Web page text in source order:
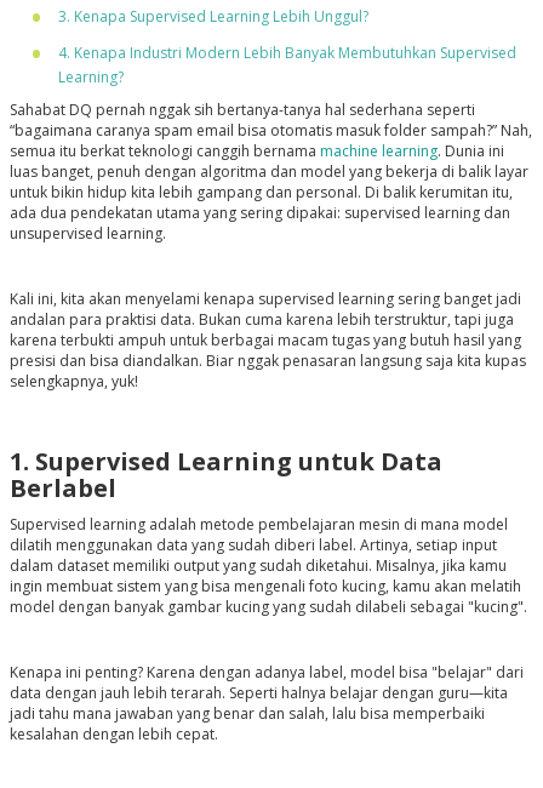
3. Kenapa Supervised Learning Lebih Unggul?
4. Kenapa Industri Modern Lebih Banyak Membutuhkan Supervised
Learning?
Sahabat DQ pernah nggak sih bertanya-tanya hal sederhana seperti
“bagaimana caranya spam email bisa otomatis masuk folder sampah?” Nah,
semua itu berkat teknologi canggih bernama machine learning. Dunia ini
luas banget, penuh dengan algoritma dan model yang bekerja di balik layar
untuk bikin hidup kita lebih gampang dan personal. Di balik kerumitan itu,
ada dua pendekatan utama yang sering dipakai: supervised learning dan
unsupervised learning.
Kali ini, kita akan menyelami kenapa supervised learning sering banget jadi
andalan para praktisi data. Bukan cuma karena lebih terstruktur, tapi juga
karena terbukti ampuh untuk berbagai macam tugas yang butuh hasil yang
presisi dan bisa diandalkan. Biar nggak penasaran langsung saja kita kupas
selengkapnya, yuk!
1. Supervised Learning untuk Data
Berlabel
Supervised learning adalah metode pembelajaran mesin di mana model
dilatih menggunakan data yang sudah diberi label. Artinya, setiap input
dalam dataset memiliki output yang sudah diketahui. Misalnya, jika kamu
ingin membuat sistem yang bisa mengenali foto kucing, kamu akan melatih
model dengan banyak gambar kucing yang sudah dilabeli sebagai "kucing".
Kenapa ini penting? Karena dengan adanya label, model bisa "belajar" dari
data dengan jauh lebih terarah. Seperti halnya belajar dengan guru—kita
jadi tahu mana jawaban yang benar dan salah, lalu bisa memperbaiki
kesalahan dengan lebih cepat.